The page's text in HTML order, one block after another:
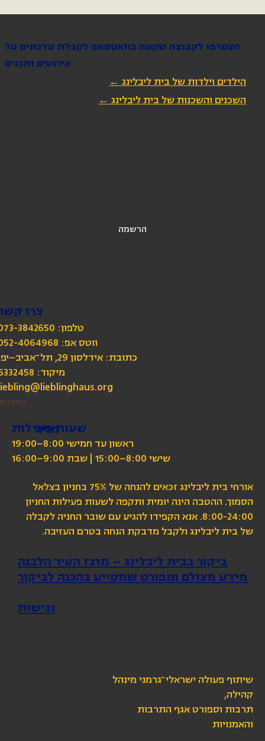
הרשמה
הצטרפו לקבוצה שקטה בוואטסאפ לקבלת עדכונים על
אירועים ותכנים
הילדים וילדות של בית ליבלינג ←
השכנים והשכנות של בית ליבלינג ←
צרו
טלפון: 073-3842650
כתובת: אידלסון 29, תל־אביב–יפו
מיקוד: 6332458
שעות פעילות
ראשון עד חמישי 8:00–19:00
שישי 8:00–15:00 | שבת 9:00–16:00
אורחי בית ליבלינג זכאים להנחה של 75% בחניון בצלאל
הסמוך. ההטבה הינה יומית ותקפה לשעות פעילות החניון
8:00-24:00. אנא הקפידו להגיע עם שובר החניה לקבלה
של בית ליבלינג ולקבל מדבקת הנחה בטרם העזיבה.
שיתוף פעולה ישראלי־גרמני מינהל
קהילה,
תרבות וספורט אגף התרבות
והאמנויות
ביקור בבית ליבלינג – מרכז העיר הלבנה
מידע מצולם ומפורט שמסייע בהכנה לביקור
נגישות
חניה